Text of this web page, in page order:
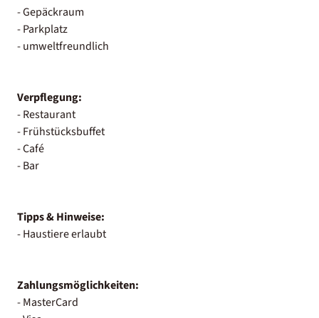
- Gepäckraum
- Parkplatz
- umweltfreundlich
Verpflegung:
- Restaurant
- Frühstücksbuffet
- Café
- Bar
Tipps & Hinweise:
- Haustiere erlaubt
Zahlungsmöglichkeiten:
- MasterCard